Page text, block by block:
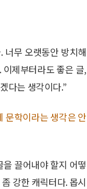
너무 오랫동안 방치해
제부터라도 좋은 글,
다는 생각이다.”
문학이라는 생각은 안
끌어내야 할지 어떻
강한 캐릭터다. 몹시